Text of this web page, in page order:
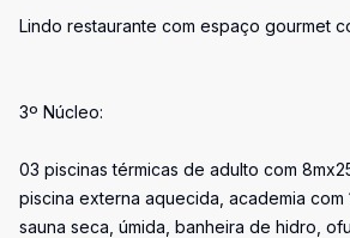
Lindo restaurante com espaço gourmet
3º Núcleo:
03 piscinas térmicas de adulto com
piscina externa aquecida, academia com
sauna seca, úmida, banheira de hidro,